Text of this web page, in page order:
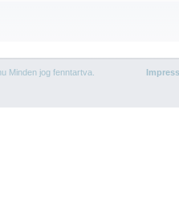
Minden jog fenntartva.